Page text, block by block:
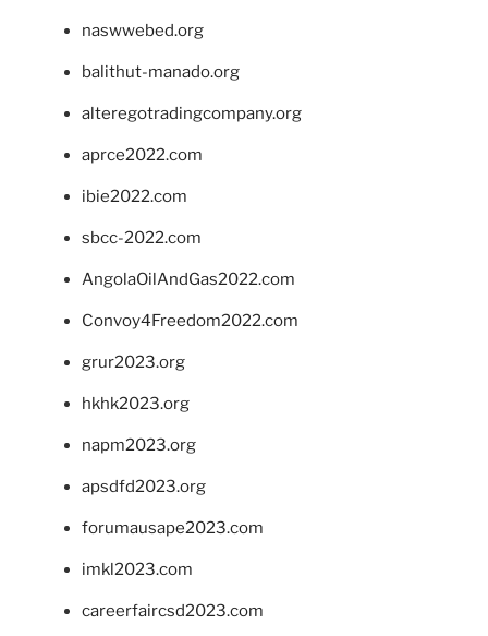
naswwebed.org
balithut-manado.org
alteregotradingcompany.org
aprce2022.com
ibie2022.com
sbcc-2022.com
AngolaOilAndGas2022.com
Convoy4Freedom2022.com
grur2023.org
hkhk2023.org
napm2023.org
apsdfd2023.org
forumausape2023.com
imkl2023.com
careerfaircsd2023.com